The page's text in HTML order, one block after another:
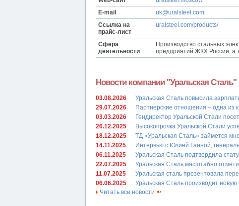
E-mail
uk@uralsteel.com
Ссылка на
прайс-лист
uralsteel.com/products/
Сфера
деятельности
Производство стальных
предприятий ЖКХ России, а
Новости компании "Уральская Сталь"
03.08.2026
Уральская Сталь повысила
29.07.2026
Партнерские отношения – одна из
03.03.2026
Гендиректор Уральской Стали
26.12.2025
Высокопрочка Уральской Стали
18.12.2025
ТД «Уральская Сталь» займется
14.11.2025
Интервью с Юлией Гаиной,
06.11.2025
Уральская Сталь подтвердила
22.07.2025
Уральская Сталь масштабно
11.07.2025
Уральская сталь презентовала
06.06.2025
Уральская Сталь производит
Читать все новости